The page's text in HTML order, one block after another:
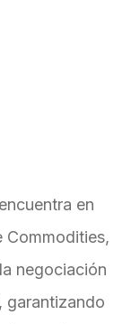
en
Commodities,
negociación
garantizando